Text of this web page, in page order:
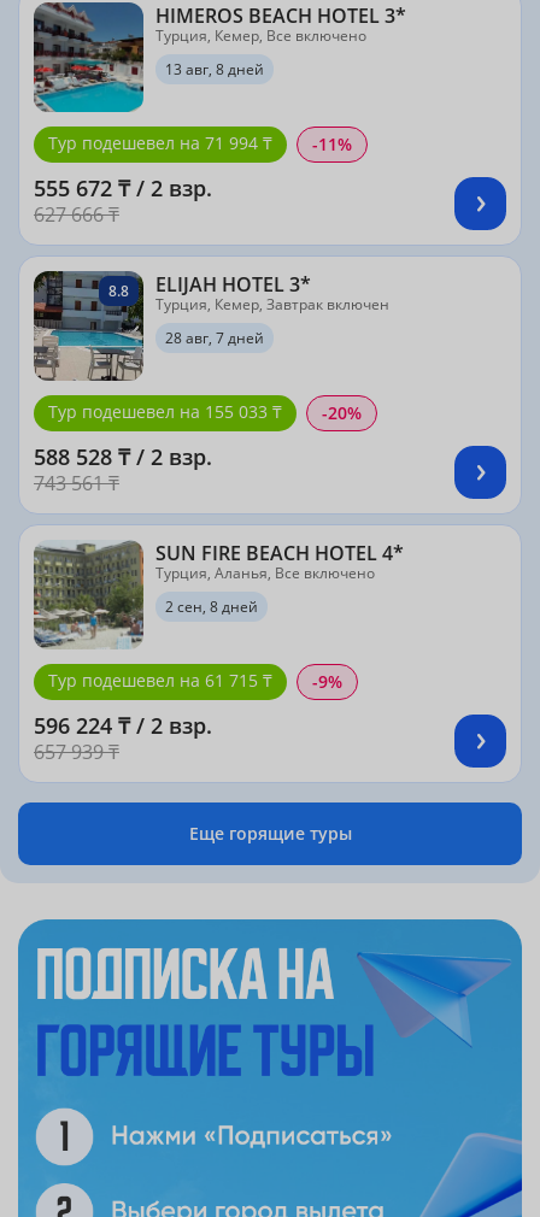
HIMEROS BEACH HOTEL 3*
Турция, Кемер, Все включено
13 авг, 8 дней
Тур подешевел на 71 994 ₸ -11%
555 672 ₸ / 2 взр.
627 666 ₸
8.8 ELIJAH HOTEL 3*
Турция, Кемер, Завтрак включен
28 авг, 7 дней
Тур подешевел на 155 033 ₸ -20%
588 528 ₸ / 2 взр.
743 561 ₸
SUN FIRE BEACH HOTEL 4*
Турция, Аланья, Все включено
2 сен, 8 дней
Тур подешевел на 61 715 ₸ -9%
596 224 ₸ / 2 взр.
657 939 ₸
Еще горящие туры